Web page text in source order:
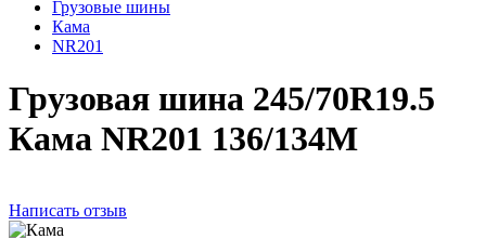
Грузовые шины
Кама
NR201
Грузовая шина 245/70R19.5
Кама NR201 136/134M
Написать отзыв